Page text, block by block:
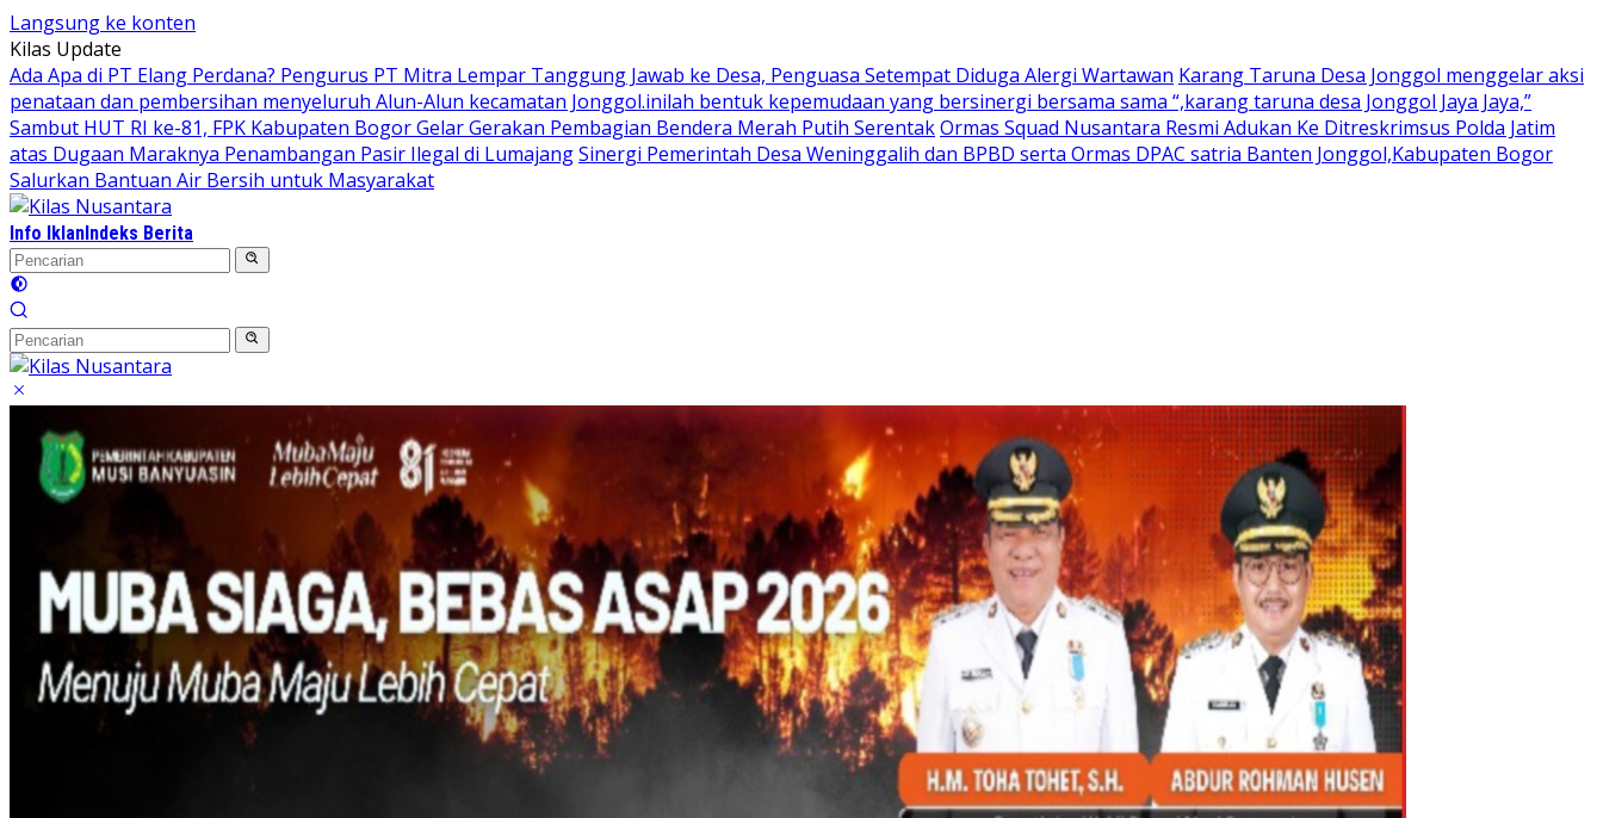
Langsung ke konten
Kilas Update
Ada Apa di PT Elang Perdana? Pengurus PT Mitra Lempar Tanggung Jawab ke Desa, Penguasa Setempat Diduga Alergi Wartawan Karang Taruna Desa Jonggol menggelar aksi
penataan dan pembersihan menyeluruh Alun-Alun kecamatan Jonggol.inilah bentuk kepemudaan yang bersinergi bersama sama “,karang taruna desa Jonggol Jaya Jaya,”
Sambut HUT RI ke-81, FPK Kabupaten Bogor Gelar Gerakan Pembagian Bendera Merah Putih SerentakOrmas Squad Nusantara Resmi Adukan Ke Ditreskrimsus Polda Jatim
atas Dugaan Maraknya Penambangan Pasir Ilegal di LumajangSinergi Pemerintah Desa Weninggalih dan BPBD serta Ormas DPAC satria Banten Jonggol,Kabupaten Bogor
Salurkan Bantuan Air Bersih untuk Masyarakat
Info IklanIndeks Berita